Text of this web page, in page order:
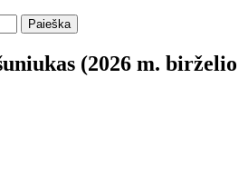
(2026 m. birželio